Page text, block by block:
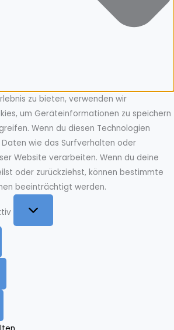
zu bieten, verwenden wir
um Geräteinformationen zu speichern
Wenn du diesen Technologien
wie das Surfverhalten oder
Website verarbeiten. Wenn du deine
oder zurückziehst, können bestimmte
beeinträchtigt werden.